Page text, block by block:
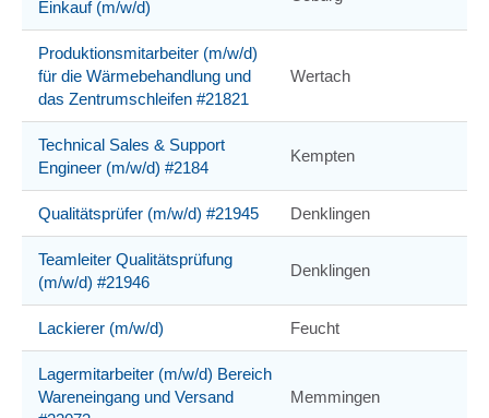
Einkauf (m/w/d)
Produktionsmitarbeiter (m/w/d)
für die Wärmebehandlung und
das Zentrumschleifen #21821
Wertach
Technical Sales & Support
Engineer (m/w/d) #2184
Kempten
Qualitätsprüfer (m/w/d) #21945 Denklingen
Teamleiter Qualitätsprüfung
(m/w/d) #21946
Denklingen
Lackierer (m/w/d) Feucht
Lagermitarbeiter (m/w/d) Bereich
Wareneingang und Versand
Memmingen